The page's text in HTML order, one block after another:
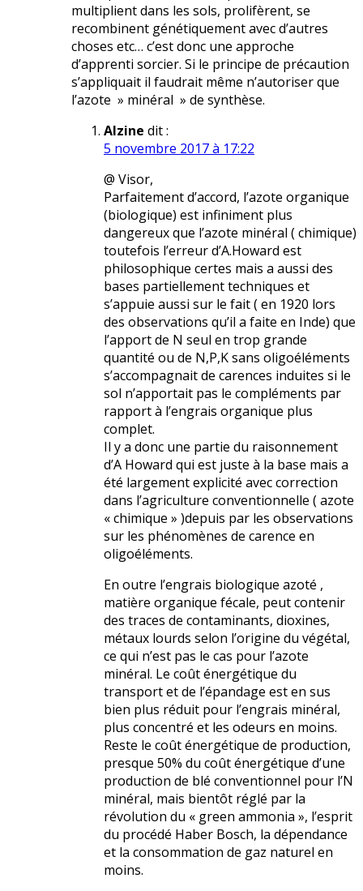
multiplient dans les sols, prolifèrent, se
recombinent génétiquement avec d’autres
choses etc… c’est donc une approche
d’apprenti sorcier. Si le principe de précaution
s’appliquait il faudrait même n’autoriser que
l’azote » minéral » de synthèse.
Alzine dit :
5 novembre 2017 à 17:22
@ Visor,
Parfaitement d’accord, l’azote organique
(biologique) est infiniment plus
dangereux que l’azote minéral ( chimique)
toutefois l’erreur d’A.Howard est
philosophique certes mais a aussi des
bases partiellement techniques et
s’appuie aussi sur le fait ( en 1920 lors
des observations qu’il a faite en Inde) que
l’apport de N seul en trop grande
quantité ou de N,P,K sans oligoéléments
s’accompagnait de carences induites si le
sol n’apportait pas le compléments par
rapport à l’engrais organique plus
complet.
Il y a donc une partie du raisonnement
d’A Howard qui est juste à la base mais a
été largement explicité avec correction
dans l’agriculture conventionnelle ( azote
« chimique » )depuis par les observations
sur les phénomènes de carence en
oligoéléments.
En outre l’engrais biologique azoté ,
matière organique fécale, peut contenir
des traces de contaminants, dioxines,
métaux lourds selon l’origine du végétal,
ce qui n’est pas le cas pour l’azote
minéral. Le coût énergétique du
transport et de l’épandage est en sus
bien plus réduit pour l’engrais minéral,
plus concentré et les odeurs en moins.
Reste le coût énergétique de production,
presque 50% du coût énergétique d’une
production de blé conventionnel pour l’N
minéral, mais bientôt réglé par la
révolution du « green ammonia », l’esprit
du procédé Haber Bosch, la dépendance
et la consommation de gaz naturel en
moins.